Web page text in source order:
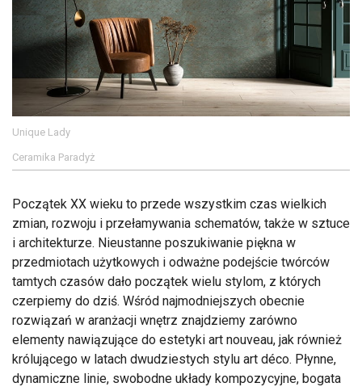
Unique Lady
Ceramika Paradyż
Początek XX wieku to przede wszystkim czas wielkich
zmian, rozwoju i przełamywania schematów, także w sztuce
i architekturze. Nieustanne poszukiwanie piękna w
przedmiotach użytkowych i odważne podejście twórców
tamtych czasów dało początek wielu stylom, z których
czerpiemy do dziś. Wśród najmodniejszych obecnie
rozwiązań w aranżacji wnętrz znajdziemy zarówno
elementy nawiązujące do estetyki art nouveau, jak również
królującego w latach dwudziestych stylu art déco. Płynne,
dynamiczne linie, swobodne układy kompozycyjne, bogata